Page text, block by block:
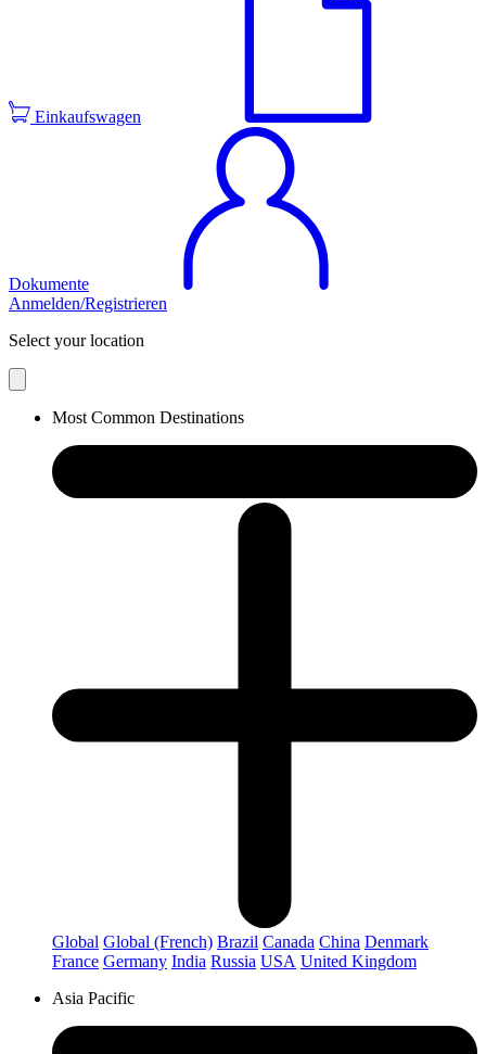
Einkaufswagen
Dokumente
Anmelden/Registrieren
Select your location
Most Common Destinations
Global Global (French) Brazil Canada China Denmark
France Germany India Russia USA United Kingdom
Asia Pacific